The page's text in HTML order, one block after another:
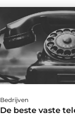
Bedrijven
De beste vaste